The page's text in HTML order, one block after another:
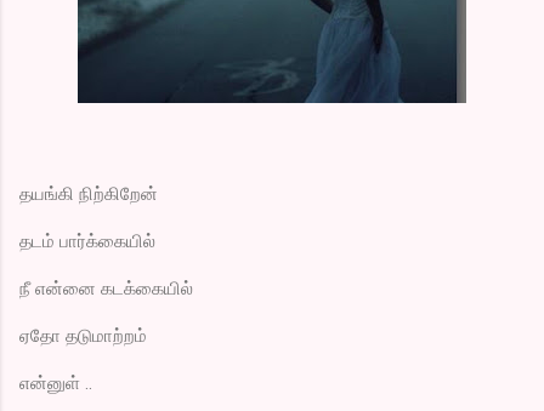
தயங்கி நிற்கிறேன்
தடம் பார்க்கையில்
நீ என்னை கடக்கையில்
ஏதோ தடுமாற்றம்
என்னுள் ..